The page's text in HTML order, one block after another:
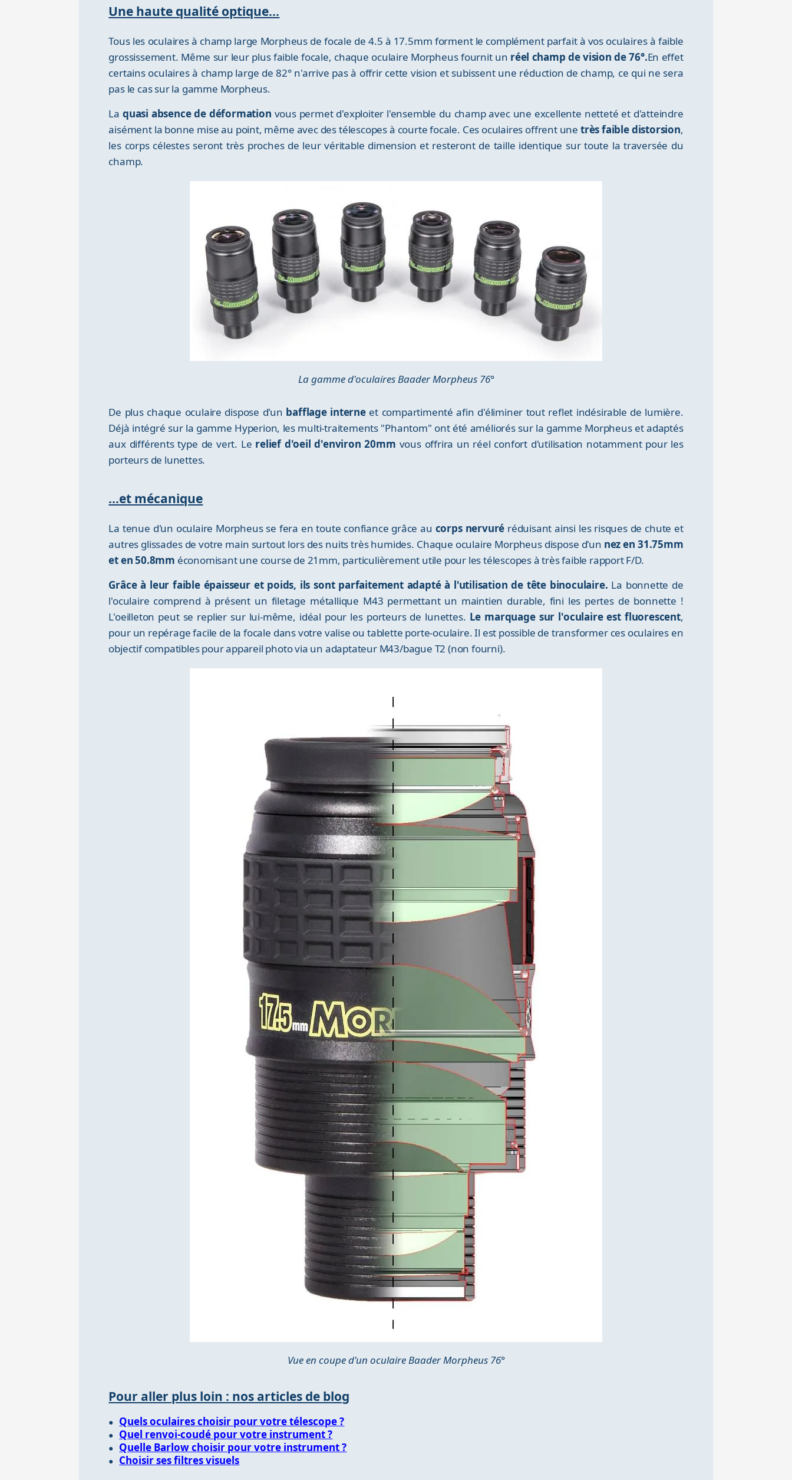
Une haute qualité optique...
Tous les oculaires à champ large Morpheus de focale de 4.5 à 17.5mm forment le complément parfait à vos oculaires à faible
grossissement. Même sur leur plus faible focale, chaque oculaire Morpheus fournit un réel champ de vision de 76°.En effet
certains oculaires à champ large de 82° n'arrive pas à offrir cette vision et subissent une réduction de champ, ce qui ne sera
pas le cas sur la gamme Morpheus.
La quasi absence de déformation vous permet d'exploiter l'ensemble du champ avec une excellente netteté et d'atteindre
aisément la bonne mise au point, même avec des télescopes à courte focale. Ces oculaires offrent une très faible distorsion,
les corps célestes seront très proches de leur véritable dimension et resteront de taille identique sur toute la traversée du
champ.
La gamme d'oculaires Baader Morpheus 76°
De plus chaque oculaire dispose d'un bafflage interneet compartimenté afin d'éliminer tout reflet indésirable de lumière.
Déjà intégré sur la gamme Hyperion, les multi-traitements "Phantom" ont été améliorés sur la gamme Morpheus et adaptés
aux différents type de vert. Le relief d'oeil d'environ 20mm vous offrira un réel confort d'utilisation notamment pour les
porteurs de lunettes.
...et mécanique
La tenue d'un oculaire Morpheus se fera en toute confiance grâce au corps nervuré réduisant ainsi les risques de chute et
autres glissades de votre main surtout lors des nuits très humides. Chaque oculaire Morpheus dispose d'un nez en 31.75mm
et en 50.8mm économisant une course de 21mm, particulièrement utile pour les télescopes à très faible rapport F/D.
Grâce à leur faible épaisseur et poids, ils sont parfaitement adapté à l'utilisation de tête binoculaire. La bonnette de
l'oculaire comprend à présent un filetage métallique M43 permettant un maintien durable, fini les pertes de bonnette !
L'oeilleton peut se replier sur lui-même, idéal pour les porteurs de lunettes. Le marquage sur l'oculaire est fluorescent,
pour un repérage facile de la focale dans votre valise ou tablette porte-oculaire. Il est possible de transformer ces oculaires en
objectif compatibles pour appareil photo via un adaptateur M43/bague T2 (non fourni).
Vue en coupe d'un oculaire Baader Morpheus 76°
Pour aller plus loin : nos articles de blog
Quels oculaires choisir pour votre télescope ?
Quel renvoi-coudé pour votre instrument ?
Quelle Barlow choisir pour votre instrument ?
Choisir ses filtres visuels